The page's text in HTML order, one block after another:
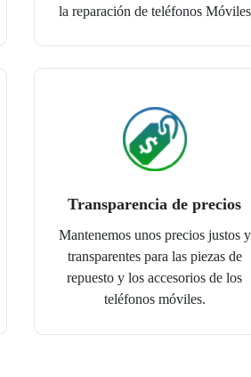
la reparación de teléfonos Móviles
Transparencia de precios
Mantenemos unos precios justos y
transparentes para las piezas de
repuesto y los accesorios de los
teléfonos móviles.